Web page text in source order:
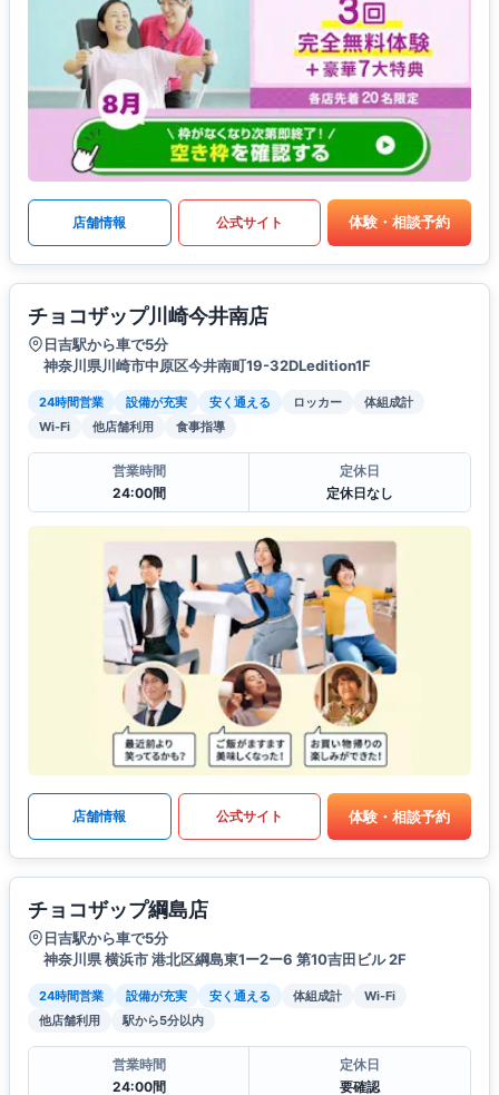
店舗情報 公式サイト 体験・相談予約
チョコザップ川崎今井南店
日吉駅から車で5分
神奈川県川崎市中原区今井南町19-32DLedition1F
24時間営業 設備が充実 安く通える ロッカー
体組成計
Wi-Fi
他店舗利用 食事指導
営業時間
24:00間
定休日
定休日なし
店舗情報 公式サイト 体験・相談予約
チョコザップ綱島店
日吉駅から車で5分
神奈川県 横浜市 港北区綱島東1ー2ー6 第10吉田ビル 2F
24時間営業 設備が充実 安く通える 体組成計
Wi-Fi
他店舗利用
駅から5分以内
営業時間
24:00間
定休日
要確認